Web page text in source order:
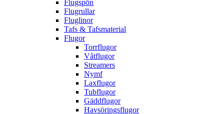
Flugspön
Flugrullar
Fluglinor
Tafs & Tafsmaterial
Flugor
Torrflugor
Våtflugor
Streamers
Nymf
Laxflugor
Tubflugor
Gäddflugor
Havsöringsflugor